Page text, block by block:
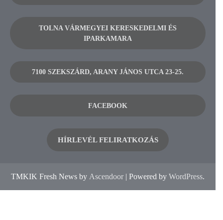
TOLNA VÁRMEGYEI KERESKEDELMI ÉS
IPARKAMARA
7100 SZEKSZÁRD, ARANY JÁNOS UTCA 23-25.
FACEBOOK
HÍRLEVÉL FELIRATKOZÁS
TMKIK Fresh News by Ascendoor | Powered by WordPress.